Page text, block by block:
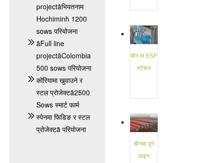
projectãभियतनाम
Hochiminh 1200
sows परियोजना
ãFull line
projectãColombia
500 sows परियोजना
कोरियामा खुवाउने र
स्टल प्रोजेक्टã2500
Sows स्मार्ट फार्म
स्पेनमा फिडिङ र स्टल
प्रोजेक्टã परियोजना
चीन मा ESF
स्टेशन
चीनमा पूर्ण
लाइन